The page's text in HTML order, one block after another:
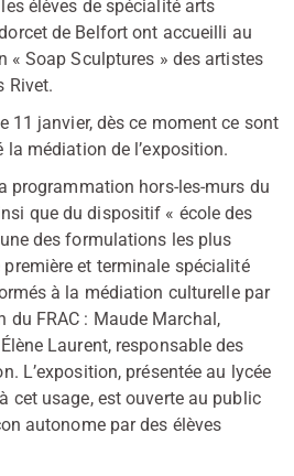
élèves de spécialité arts
de Belfort ont accueilli au
« Soap Sculptures » des artistes
Rivet.
11 janvier, dès ce moment ce sont
la médiation de l’exposition.
programmation hors-les-murs du
que du dispositif « école des
des formulations les plus
première et terminale spécialité
à la médiation culturelle par
du FRAC : Maude Marchal,
Laurent, responsable des
L’exposition, présentée au lycée
cet usage, est ouverte au public
autonome par des élèves